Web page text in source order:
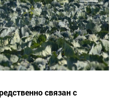
связан с